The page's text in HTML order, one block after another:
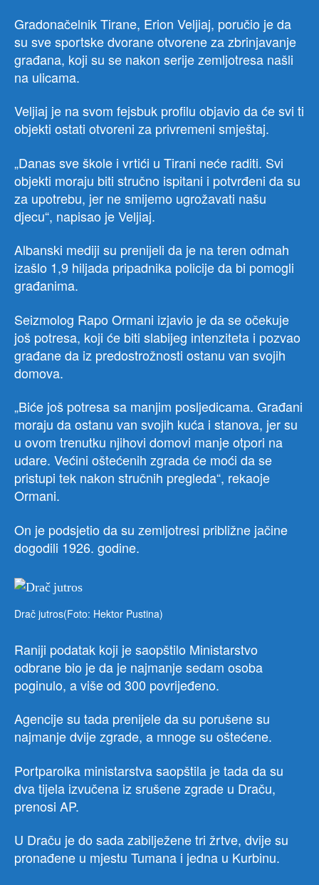
Gradonačelnik Tirane, Erion Veljiaj, poručio je da
su sve sportske dvorane otvorene za zbrinjavanje
građana, koji su se nakon serije zemljotresa našli
na ulicama.
Veljiaj je na svom fejsbuk profilu objavio da će svi ti
objekti ostati otvoreni za privremeni smještaj.
„Danas sve škole i vrtići u Tirani neće raditi. Svi
objekti moraju biti stručno ispitani i potvrđeni da su
za upotrebu, jer ne smijemo ugrožavati našu
djecu“, napisao je Veljiaj.
Albanski mediji su prenijeli da je na teren odmah
izašlo 1,9 hiljada pripadnika policije da bi pomogli
građanima.
Seizmolog Rapo Ormani izjavio je da se očekuje
još potresa, koji će biti slabijeg intenziteta i pozvao
građane da iz predostrožnosti ostanu van svojih
domova.
„Biće još potresa sa manjim posljedicama. Građani
moraju da ostanu van svojih kuća i stanova, jer su
u ovom trenutku njihovi domovi manje otpori na
udare. Većini oštećenih zgrada će moći da se
pristupi tek nakon stručnih pregleda“, rekaoje
Ormani.
On je podsjetio da su zemljotresi približne jačine
dogodili 1926. godine.
Drač jutros(Foto: Hektor Pustina)
Raniji podatak koji je saopštilo Ministarstvo
odbrane bio je da je najmanje sedam osoba
poginulo, a više od 300 povrijeđeno.
Agencije su tada prenijele da su porušene su
najmanje dvije zgrade, a mnoge su oštećene.
Portparolka ministarstva saopštila je tada da su
dva tijela izvučena iz srušene zgrade u Draču,
prenosi AP.
U Draču je do sada zabilježene tri žrtve, dvije su
pronađene u mjestu Tumana i jedna u Kurbinu.